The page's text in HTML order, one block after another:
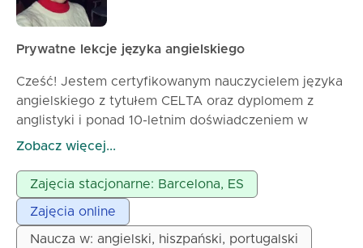
Prywatne lekcje języka angielskiego
Cześć! Jestem certyfikowanym nauczycielem języka
angielskiego z tytułem CELTA oraz dyplomem z
anglistyki i ponad 10-letnim doświadczeniem w
nauczaniu dorosłych i młodzieży, zarówno
dynamiczne i spersonalizowane. Specjalizuję się w
pomaganiu Ci mówić z większą pewnością siebie i
płynnością, używając angielskiego w realnych
sytuacjach: w pracy, na studiach, podczas podróży
Zobacz więcej...
Zajęcia stacjonarne: Barcelona, ES
Zajęcia online
Naucza w: angielski, hiszpański, portugalski